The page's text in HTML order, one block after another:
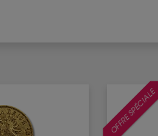
OFFRE SPÉCIALE